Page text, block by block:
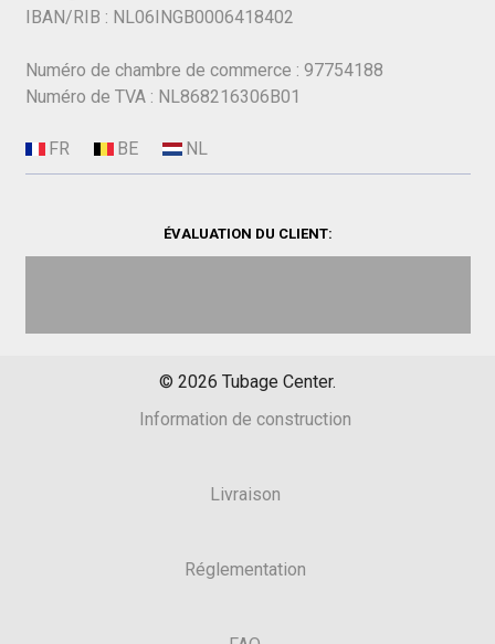
IBAN/RIB : NL06INGB0006418402
Numéro de chambre de commerce : 97754188
Numéro de TVA : NL868216306B01
ÉVALUATION DU CLIENT:
© 2026 Tubage Center.
Information de construction
Livraison
Réglementation